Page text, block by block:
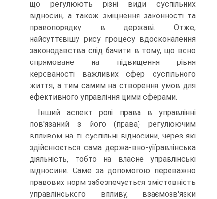
що регулюють різні види суспільних
відносин, а також зміцнення законності та
правопорядку в державі. Отже,
найсуттєвішу рису процесу вдосконалення
законодавства слід бачити в тому, що воно
спрямоване на підвищення рівня
керованості важливих сфер суспільного
життя, а тим самим на створення умов для
ефективного управління цими сферами.
Інший аспект ролі права в управлінні
пов'язаний з його (права) регулюючим
впливом на ті суспільні відносини, через які
здійснюється сама держа-вно-уіїравлінська
діяльність, тобто на власне управлінські
відносини. Саме за допомогою переважно
правових норм забезпечується змістовність
управлінського впливу, взаємозв'язки